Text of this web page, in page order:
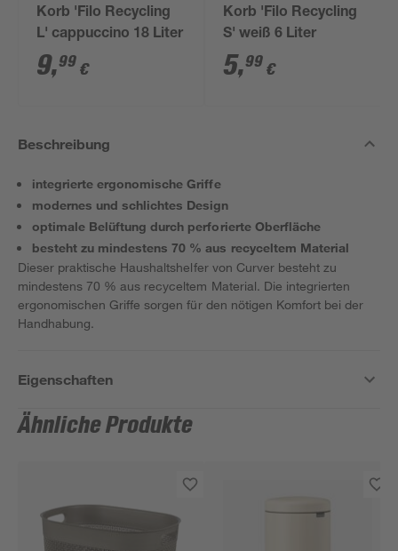
Korb 'Filo Recycling
L' cappuccino 18 Liter
9,99 €
Korb 'Filo Recycling
S' weiß 6 Liter
5,99 €
Beschreibung
integrierte ergonomische Griffe
modernes und schlichtes Design
optimale Belüftung durch perforierte Oberfläche
besteht zu mindestens 70 % aus recyceltem Material
Dieser praktische Haushaltshelfer von Curver besteht zu
mindestens 70 % aus recyceltem Material. Die integrierten
ergonomischen Griffe sorgen für den nötigen Komfort bei der
Handhabung.
Eigenschaften
Ähnliche Produkte